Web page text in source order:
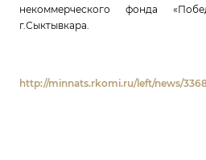
некоммерческого фонда
г.Сыктывкара.
http://minnats.rkomi.ru/left/news/